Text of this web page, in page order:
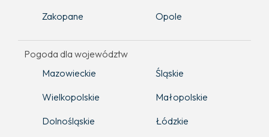
Zakopane
Opole
Pogoda dla województw
Mazowieckie
Śląskie
Wielkopolskie
Małopolskie
Dolnośląskie
Łódzkie